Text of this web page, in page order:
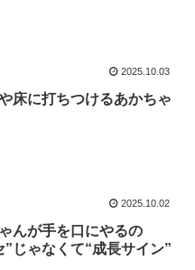
2025.10.03
床に打ちつけるあかちゃ
2025.10.02
んが手を口にやるの
”じゃなくて“成長サイン”